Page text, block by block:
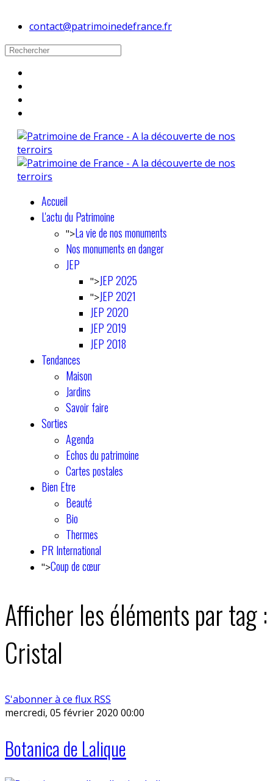
contact@patrimoinedefrance.fr
Accueil
L'actu du Patrimoine
">La vie de nos monuments
Nos monuments en danger
JEP
">JEP 2025
">JEP 2021
JEP 2020
JEP 2019
JEP 2018
Tendances
Maison
Jardins
Savoir faire
Sorties
Agenda
Echos du patrimoine
Cartes postales
Bien Etre
Beauté
Bio
Thermes
PR International
">Coup de cœur
Afficher les éléments par tag :
Cristal
S'abonner à ce flux RSS
mercredi, 05 février 2020 00:00
Botanica de Lalique